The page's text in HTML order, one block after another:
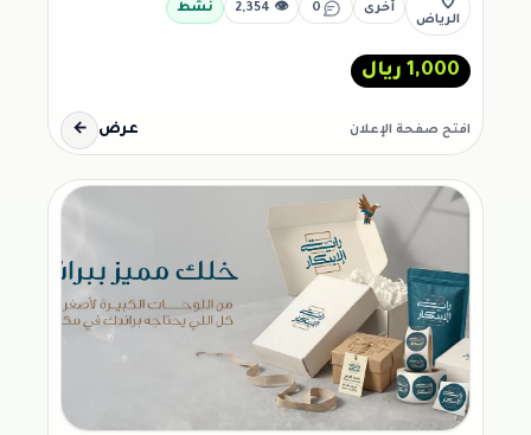
الرياض
أخرى 0
👁 2,354 نشط
1,000 ريال
افتح صفحة الإعلان عرض ←